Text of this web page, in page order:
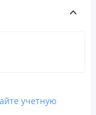
учетную